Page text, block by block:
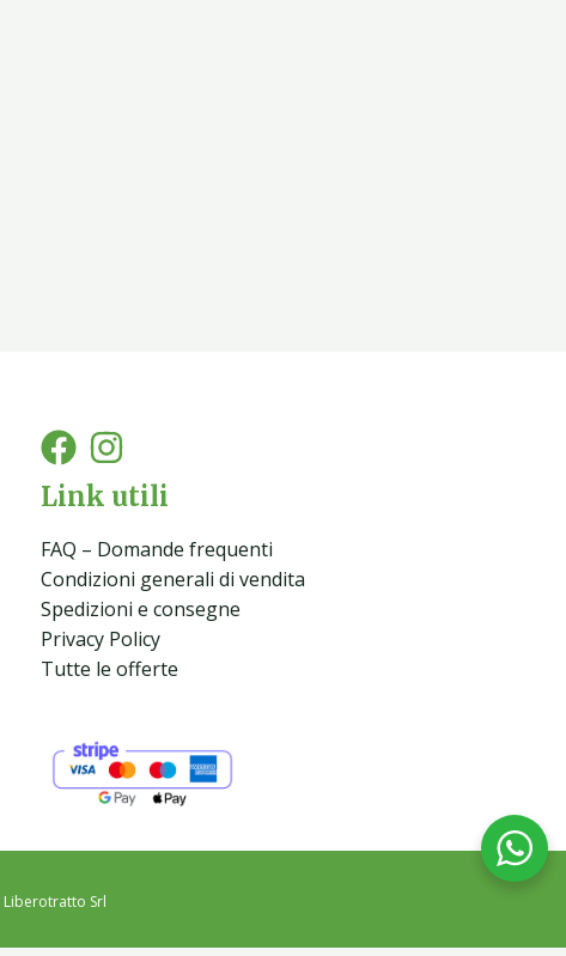
Link utili
FAQ – Domande frequenti
Condizioni generali di vendita
Spedizioni e consegne
Privacy Policy
Tutte le offerte
Liberotratto Srl